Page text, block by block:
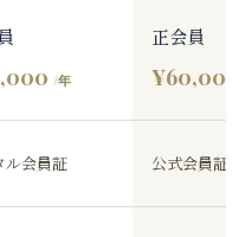
/年
正会員
¥60,000
ル会員証 公式会員証